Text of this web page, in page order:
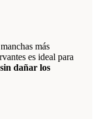
más
es ideal para
dañar los